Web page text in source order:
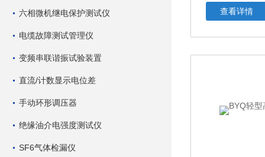
六相微机继电保护测试仪
电缆故障测试管理仪
变频串联谐振试验装置
直流/计数显示电位差
手动环形调压器
绝缘油介电强度测试仪
SF6气体检漏仪
查看详情